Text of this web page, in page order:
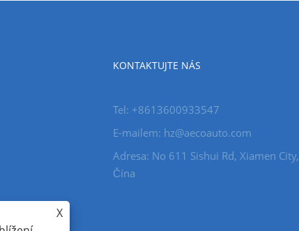
KONTAKTUJTE NÁS
Tel: +8613600933547
E-mailem: hz@aecoauto.com
Adresa: No 611 Sishui Rd, Xiamen City,
Čína
X